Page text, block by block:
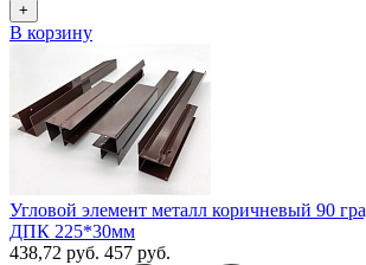
+
В корзину
Угловой элемент металл коричневый 90
ДПК 225*30мм
438,72 руб. 457 руб.